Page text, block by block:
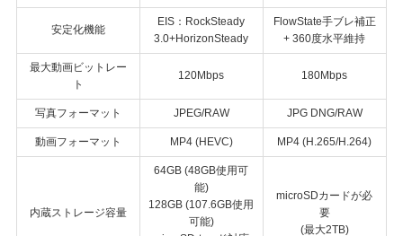
安定化機能
EIS：RockSteady
3.0+HorizonSteady
FlowState手ブレ補正
+ 360度水平維持
最大動画ビットレー
ト
120Mbps 180Mbps
写真フォーマット JPEG/RAW JPG DNG/RAW
動画フォーマット MP4 (HEVC) MP4 (H.265/H.264)
内蔵ストレージ容量
64GB (48GB使用可
能)
128GB (107.6GB使用
可能)
microSDカードが必
要
(最大2TB)